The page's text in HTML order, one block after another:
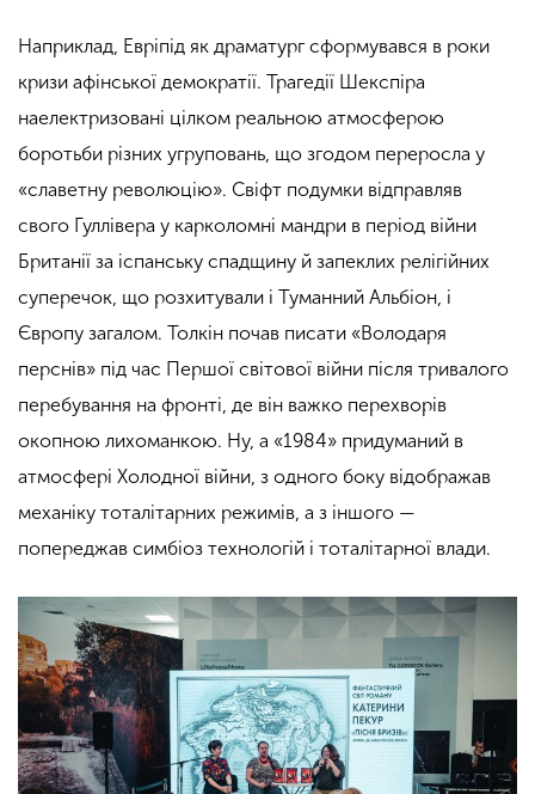
Наприклад, Евріпід як драматург сформувався в роки
кризи афінської демократії. Трагедії Шекспіра
наелектризовані цілком реальною атмосферою
боротьби різних угруповань, що згодом переросла у
«славетну революцію». Свіфт подумки відправляв
свого Гуллівера у карколомні мандри в період війни
Британії за іспанську спадщину й запеклих релігійних
суперечок, що розхитували і Туманний Альбіон, і
Європу загалом. Толкін почав писати «Володаря
перснів» під час Першої світової війни після тривалого
перебування на фронті, де він важко перехворів
окопною лихоманкою. Ну, а «1984» придуманий в
атмосфері Холодної війни, з одного боку відображав
механіку тоталітарних режимів, а з іншого —
попереджав симбіоз технологій і тоталітарної влади.